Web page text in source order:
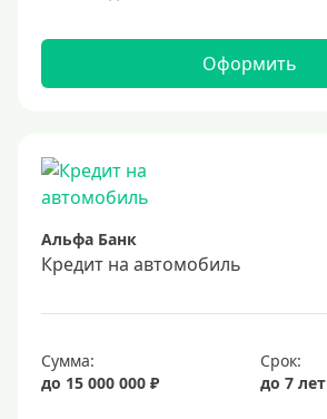
Оформить
Альфа Банк
Кредит на автомобиль
Сумма:
до 15 000 000 ₽
Срок:
до 7 лет